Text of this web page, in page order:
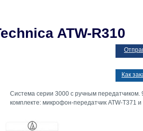
ATW-R310
Как
Система cерии 3000 с ручным передатчиком.
комплекте: микрофон-передатчик ATW-T371